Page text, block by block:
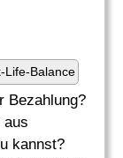
Life-Balance
Bezahlung?
aus
kannst?